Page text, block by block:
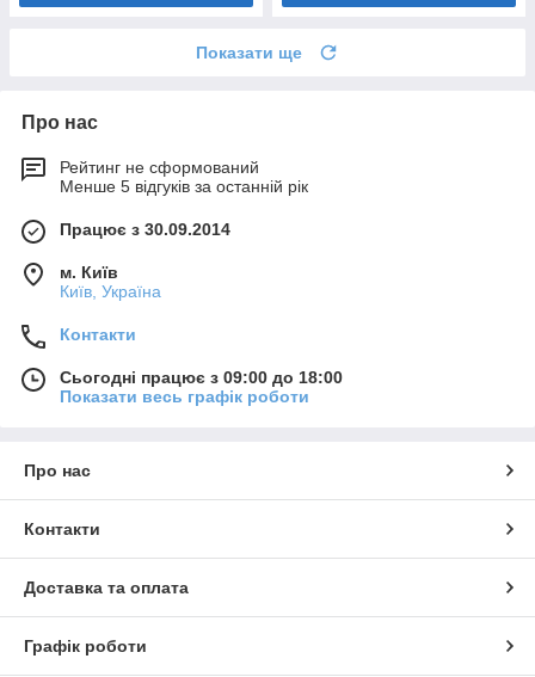
Показати ще
Про нас
Рейтинг не сформований
Менше 5 відгуків за останній рік
Працює з 30.09.2014
м. Київ
Київ, Україна
Контакти
Сьогодні працює з 09:00 до 18:00
Показати весь графік роботи
Про нас
Контакти
Доставка та оплата
Графік роботи